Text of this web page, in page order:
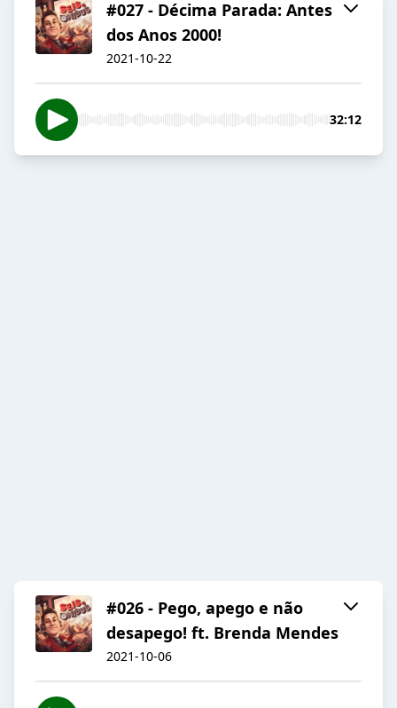
#027 - Décima Parada: Antes
dos Anos 2000!
2021-10-22
32:12
#026 - Pego, apego e não
desapego! ft. Brenda Mendes
2021-10-06